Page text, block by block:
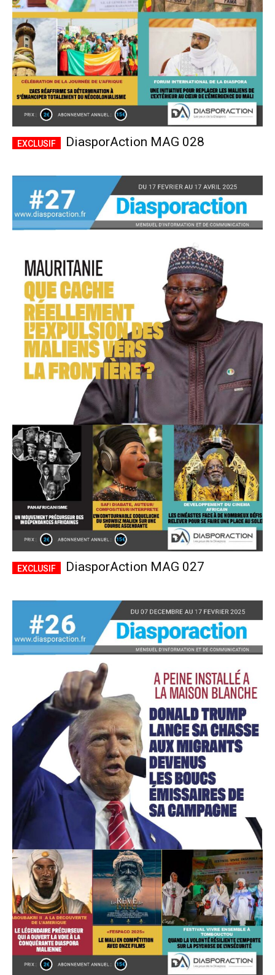
Plans d'abonnement
Accès gratuit
Gratuit /accès limité
Quelques articles
Annonces
Tous les articles
Le magazine
CHOISIR LE FORFAIT
DiasporAction MAG 028
DiasporAction MAG 027